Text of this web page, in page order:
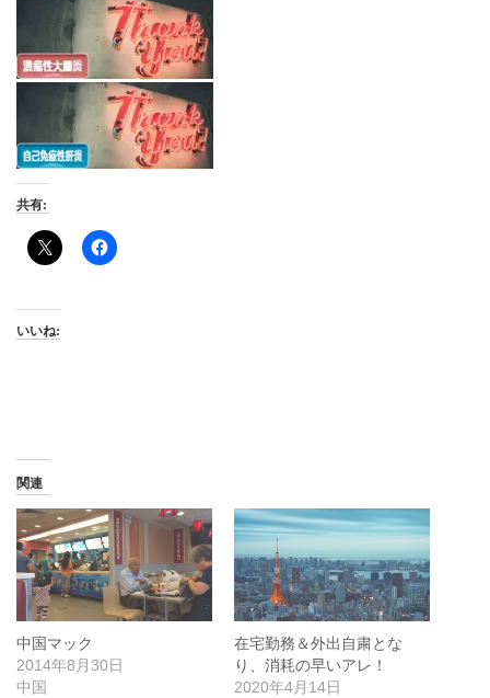
共有:
いいね:
関連
中国マック
2014年8月30日
中国
在宅勤務＆外出自粛とな
り、消耗の早いアレ！
2020年4月14日